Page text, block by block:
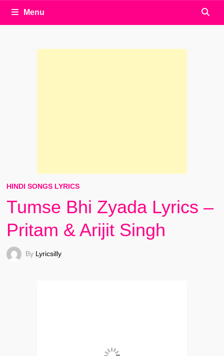
Menu
HINDI SONGS LYRICS
Tumse Bhi Zyada Lyrics –
Pritam & Arijit Singh
By Lyricsilly